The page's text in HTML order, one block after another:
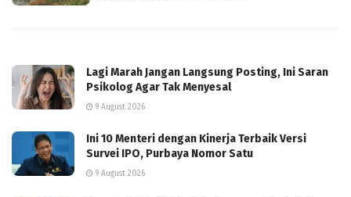
Lagi Marah Jangan Langsung Posting, Ini Saran
Psikolog Agar Tak Menyesal
9 August 2026
Ini 10 Menteri dengan Kinerja Terbaik Versi
Survei IPO, Purbaya Nomor Satu
9 August 2026